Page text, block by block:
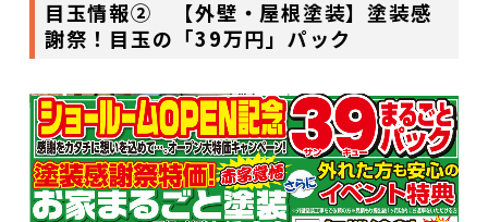
目玉情報② 【外壁・屋根塗装】塗装感
謝祭！目玉の「39万円」パック